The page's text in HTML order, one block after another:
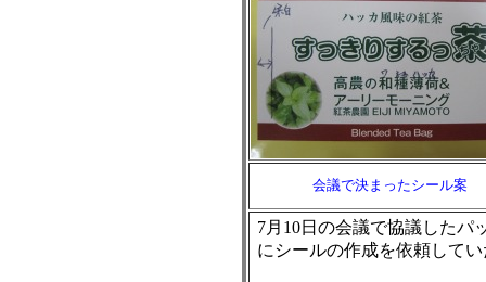
会議で決まったシール案
7月10日の会議で協議したパ
にシールの作成を依頼して